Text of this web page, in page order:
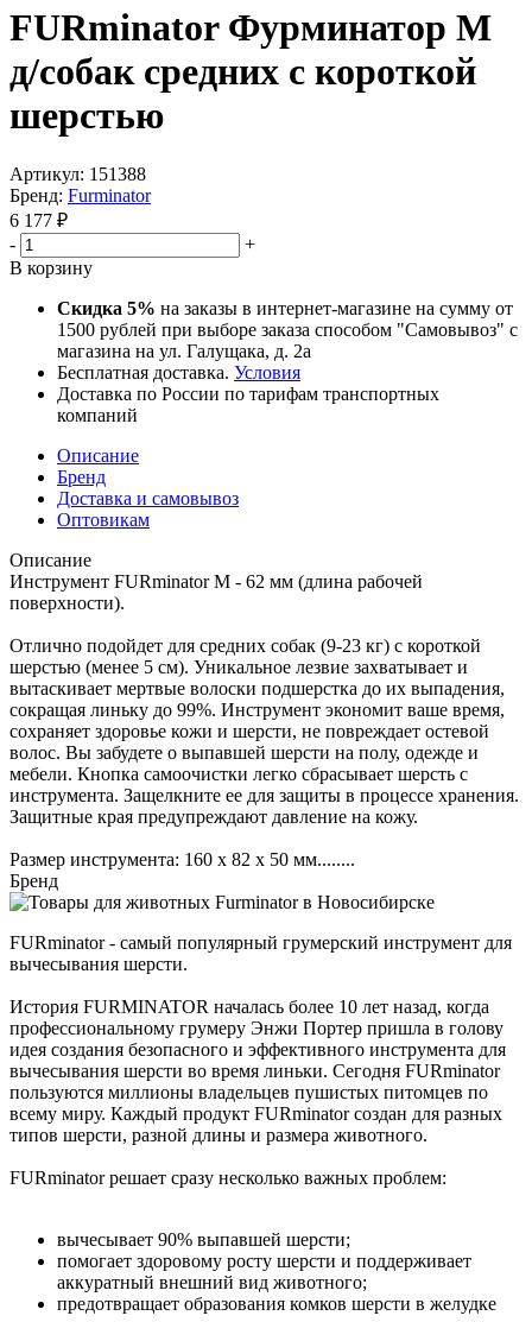
FURminator Фурминатор M
д/собак средних с короткой
шерстью
Артикул: 151388
Бренд: Furminator
6 177 ₽
-
+
В корзину
Скидка 5% на заказы в интернет-магазине на сумму от
1500 рублей при выборе заказа способом "Самовывоз" с
магазина на ул. Галущака, д. 2а
Бесплатная доставка. Условия
Доставка по России по тарифам транспортных
компаний
Описание
Бренд
Доставка и самовывоз
Оптовикам
Описание
Инструмент FURminator M - 62 мм (длина рабочей
поверхности).
Отлично подойдет для средних собак (9-23 кг) с короткой
шерстью (менее 5 см). Уникальное лезвие захватывает и
вытаскивает мертвые волоски подшерстка до их выпадения,
сокращая линьку до 99%. Инструмент экономит ваше время,
сохраняет здоровье кожи и шерсти, не повреждает остевой
волос. Вы забудете о выпавшей шерсти на полу, одежде и
мебели. Кнопка самоочистки легко сбрасывает шерсть с
инструмента. Защелкните ее для защиты в процессе хранения.
Защитные края предупреждают давление на кожу.
Размер инструмента: 160 х 82 х 50 мм........
Бренд
FURminator - самый популярный грумерский инструмент для
вычесывания шерсти.
История FURMINATOR началась более 10 лет назад, когда
профессиональному грумеру Энжи Портер пришла в голову
идея создания безопасного и эффективного инструмента для
вычесывания шерсти во время линьки. Сегодня FURminator
пользуются миллионы владельцев пушистых питомцев по
всему миру. Каждый продукт FURminator создан для разных
типов шерсти, разной длины и размера животного.
FURminator решает сразу несколько важных проблем:
вычесывает 90% выпавшей шерсти;
помогает здоровому росту шерсти и поддерживает
аккуратный внешний вид животного;
предотвращает образования комков шерсти в желудке